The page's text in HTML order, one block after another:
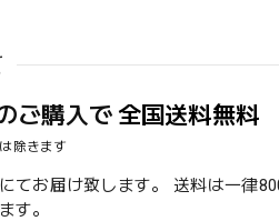
ご購入で 全国送料無料
除きます
てお届け致します。 送料は一律
す。